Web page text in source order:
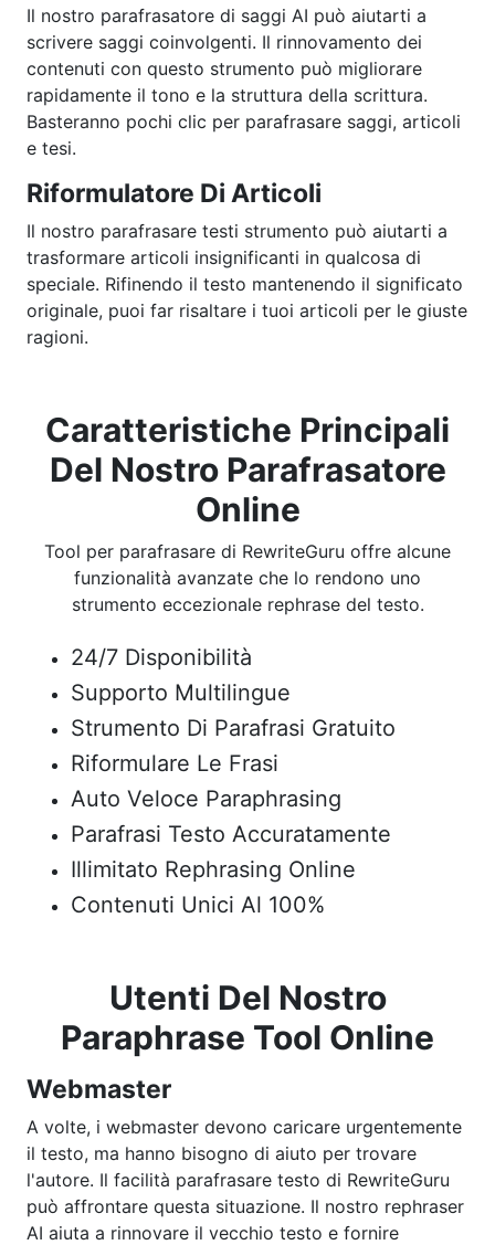
Il nostro parafrasatore di saggi AI può aiutarti a
scrivere saggi coinvolgenti. Il rinnovamento dei
contenuti con questo strumento può migliorare
rapidamente il tono e la struttura della scrittura.
Basteranno pochi clic per parafrasare saggi, articoli
e tesi.
Riformulatore Di Articoli
Il nostro parafrasare testi strumento può aiutarti a
trasformare articoli insignificanti in qualcosa di
speciale. Rifinendo il testo mantenendo il significato
originale, puoi far risaltare i tuoi articoli per le giuste
ragioni.
Caratteristiche Principali
Del Nostro Parafrasatore
Online
Tool per parafrasare di RewriteGuru offre alcune
funzionalità avanzate che lo rendono uno
strumento eccezionale rephrase del testo.
24/7 Disponibilità
Supporto Multilingue
Strumento Di Parafrasi Gratuito
Riformulare Le Frasi
Auto Veloce Paraphrasing
Parafrasi Testo Accuratamente
Illimitato Rephrasing Online
Contenuti Unici Al 100%
Utenti Del Nostro
Paraphrase Tool Online
Webmaster
A volte, i webmaster devono caricare urgentemente
il testo, ma hanno bisogno di aiuto per trovare
l'autore. Il facilità parafrasare testo di RewriteGuru
può affrontare questa situazione. Il nostro rephraser
AI aiuta a rinnovare il vecchio testo e fornire